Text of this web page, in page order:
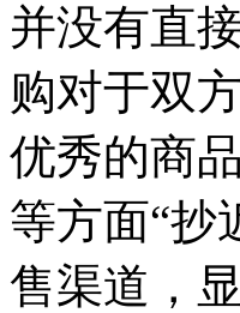
并没有直
购对于双
优秀的商
等方面“抄
售渠道，